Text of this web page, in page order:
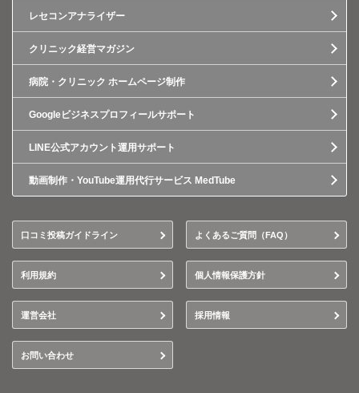
レセコンアナライザー
クリニック経営マガジン
病院・クリニック ホームページ制作
Googleビジネスプロフィールサポート
LINE公式アカウント運用サポート
動画制作・YouTube運用代行サービス MedTube
口コミ投稿ガイドライン よくあるご質問（FAQ）
利用規約 個人情報保護方針
運営会社 採用情報
お問い合わせ